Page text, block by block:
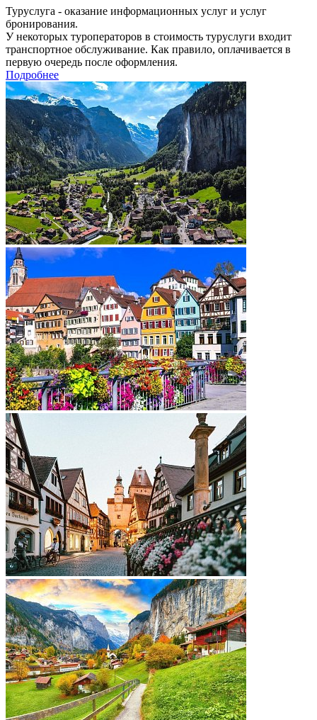
Туруслуга - оказание информационных услуг и услуг
бронирования.
У некоторых туроператоров в стоимость туруслуги входит
транспортное обслуживание. Как правило, оплачивается в
первую очередь после оформления.
Подробнее